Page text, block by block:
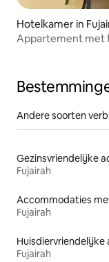
Hotelkamer in
Appartement met
Andere soorten
Fujairah
Fujairah
Fujairah